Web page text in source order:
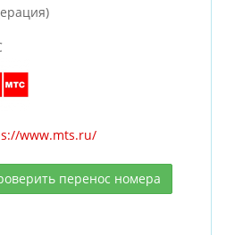
www.mts.ru/
перенос номера